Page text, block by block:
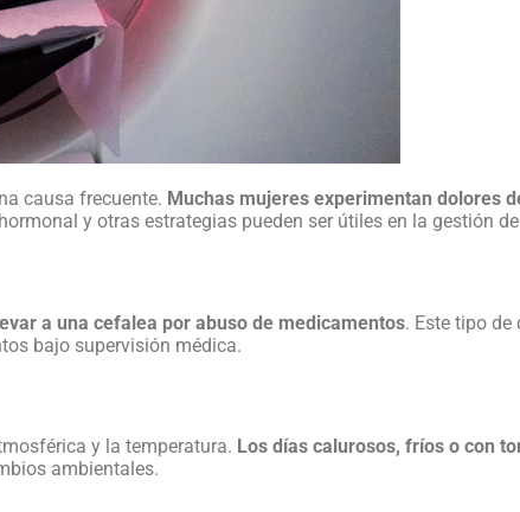
causa frecuente. Muchas mujeres experimentan dolores
y otras estrategias pueden ser útiles en la gestión
a una cefalea por abuso de medicamentos. Este tipo de
bajo supervisión médica.
y la temperatura. Los días calurosos, fríos o con
ambientales.